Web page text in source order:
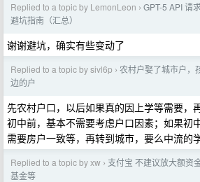
Replied to a topic by LemonLeon › GPT-5 API 请
避坑指南（汇总）
谢谢避坑，确实有些变动了
Replied to a topic by sivl6p › 农村户娶了城市户，
边的户
先农村户口，以后如果真的因上学等需要，
初中前，基本不需要考虑户口因素；如果初
需要房户一致等，再转到城市，要么中流的
Replied to a topic by xw › 支付宝 不建议放大额资
基金等